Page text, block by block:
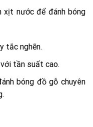
xịt nước để đánh bóng
tắc nghẽn.
tần suất cao.
bóng đồ gỗ chuyên